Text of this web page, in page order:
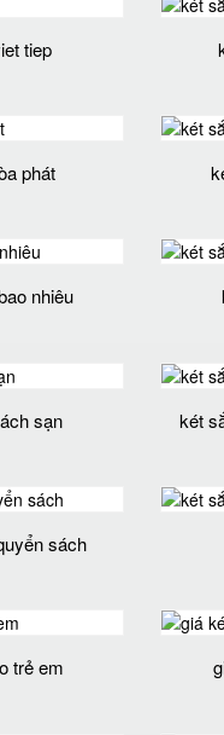
tiep
phát
nhiêu
sạn két
sách
trẻ em